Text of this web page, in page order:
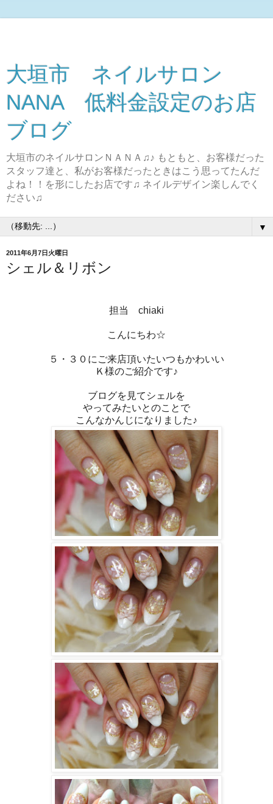
大垣市 ネイルサロン
NANA 低料金設定のお店
ブログ
大垣市のネイルサロンＮＡＮＡ♫♪ もともと、お客様だった
スタッフ達と、私がお客様だったときはこう思ってたんだ
よね！！を形にしたお店です♫ ネイルデザイン楽しんでく
ださい♫
▼
2011年6月7日火曜日
シェル＆リボン
担当 chiaki
こんにちわ☆
５・３０にご来店頂いたいつもかわいい
Ｋ様のご紹介です♪
ブログを見てシェルを
やってみたいとのことで
こんなかんじになりました♪